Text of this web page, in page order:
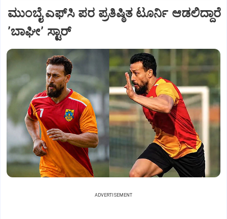
ಮುಂಬೈ ಎಫ್‌ಸಿ ಪರ ಪ್ರತಿಷ್ಠಿತ ಟೂರ್ನಿ ಆಡಲಿದ್ದಾರೆ
ʼಬಾಘೀʼ ಸ್ಟಾರ್
ADVERTISEMENT